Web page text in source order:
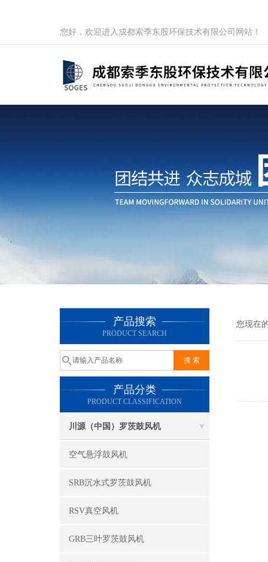
您好，欢迎进入成都索季东股环保技术有限公司网站！
产品搜索
PRODUCT SEARCH
产品分类
PRODUCT CLASSIFICATION
川源（中国）罗茨鼓风机
空气悬浮鼓风机
SRB沉水式罗茨鼓风机
RSV真空风机
GRB三叶罗茨鼓风机
您现在